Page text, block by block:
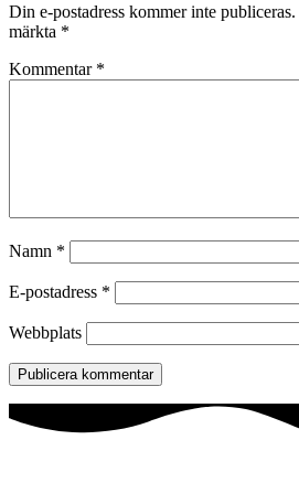
Din e-postadress kommer inte publiceras.
märkta *
Kommentar *
Namn *
E-postadress *
Webbplats